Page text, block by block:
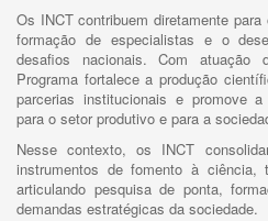
Os INCT contribuem diretamente
formação de especialistas e o
desafios nacionais. Com atuação
Programa fortalece a produção
parcerias institucionais e promove
para o setor produtivo e para a
Nesse contexto, os INCT
instrumentos de fomento à ciência,
articulando pesquisa de ponta,
demandas estratégicas da sociedade.